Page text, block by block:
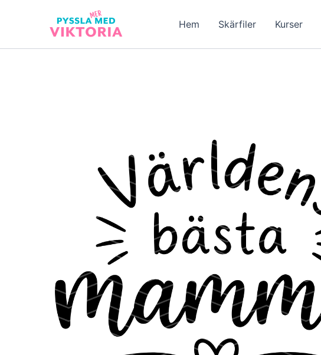
Hem Skärfiler Kurser